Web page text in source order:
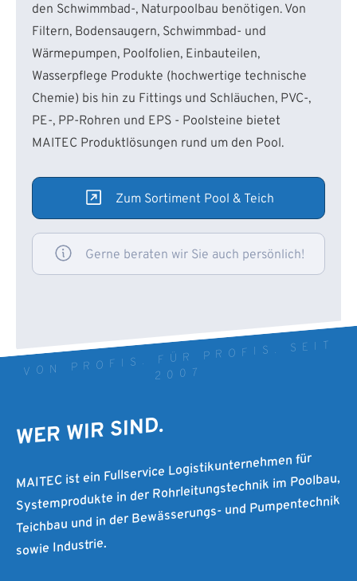
den Schwimmbad-, Naturpoolbau benötigen. Von
Filtern, Bodensaugern, Schwimmbad- und
Wärmepumpen, Poolfolien, Einbauteilen,
Wasserpflege Produkte (hochwertige technische
Chemie) bis hin zu Fittings und Schläuchen, PVC-,
PE-, PP-Rohren und EPS - Poolsteine bietet
MAITEC Produktlösungen rund um den Pool.
Zum Sortiment Pool & Teich
Gerne beraten wir Sie auch persönlich!
VON PROFIS. FÜR PROFIS. SEIT
2007
WER WIR SIND.
MAITEC ist ein Fullservice Logistikunternehmen für
Systemprodukte in der Rohrleitungstechnik im Poolbau,
Teichbau und in der Bewässerungs- und Pumpentechnik
sowie Industrie.